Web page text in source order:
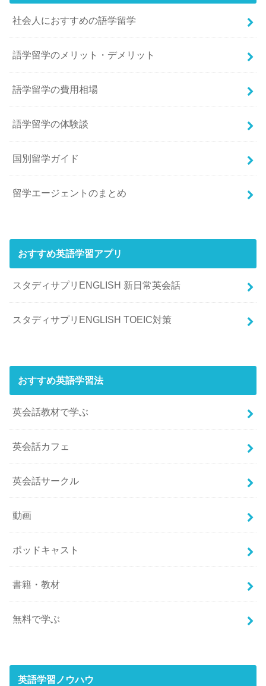
社会人におすすめの語学留学
語学留学のメリット・デメリット
語学留学の費用相場
語学留学の体験談
国別留学ガイド
留学エージェントのまとめ
おすすめ英語学習アプリ
スタディサプリENGLISH 新日常英会話
スタディサプリENGLISH TOEIC対策
おすすめ英語学習法
英会話教材で学ぶ
英会話カフェ
英会話サークル
動画
ポッドキャスト
書籍・教材
無料で学ぶ
英語学習ノウハウ